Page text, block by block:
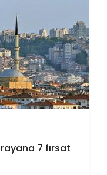
7 fırsat